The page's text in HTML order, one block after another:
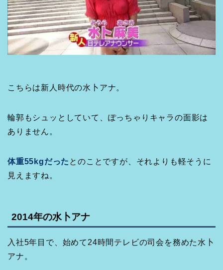
こちらは新人時代の水卜アナ。
輪郭もシュッとしていて、ぽっちゃりキャラの面影は
ありません。
体重55kgだった とのことですが、それよりも軽そうに
見えますね。
2014年の水卜アナ
入社5年目で、始めて24時間テレビの司会を務めた水卜
アナ。